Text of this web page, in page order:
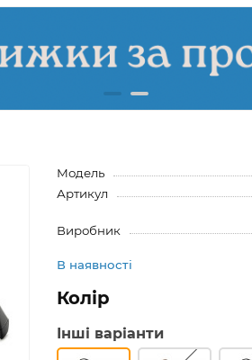
Модель
Артикул
Виробник
В наявності
Колір
Інші варіанти